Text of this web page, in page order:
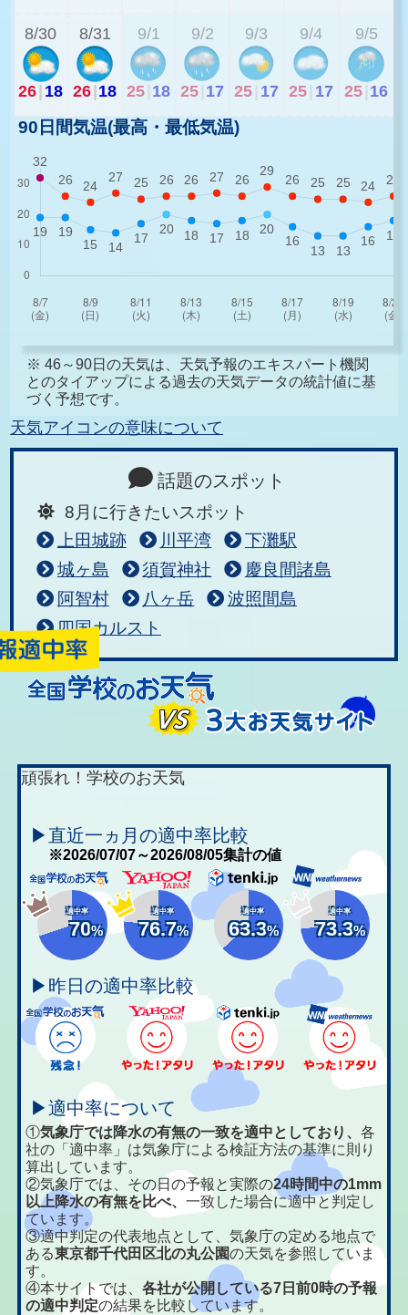
8/30
26 18
8/31
26 18
9/1
25 18
9/2
25 17
9/3
25 17
9/4
25 17
9/5
25 16
90日間気温(最高・最低気温)
※ 46～90日の天気は、天気予報のエキスパート機関
とのタイアップによる過去の天気データの統計値に基
づく予想です。
天気アイコンの意味について
話題のスポット
8月に行きたいスポット
上田城跡
川平湾
下灘駅
城ヶ島
須賀神社
慶良間諸島
阿智村
八ヶ岳
波照間島
四国カルスト
頑張れ！学校のお天気
▶直近一ヵ月の適中率比較
※2026/07/07～2026/08/05集計の値
適中率
70%
適中率
76.7%
適中率
63.3%
適中率
73.3%
▶昨日の適中率比較
▶適中率について
①気象庁では降水の有無の一致を適中としており、各
社の「適中率」は気象庁による検証方法の基準に則り
算出しています。
②気象庁では、その日の予報と実際の24時間中の1mm
以上降水の有無を比べ、一致した場合に適中と判定し
ています。
③適中判定の代表地点として、気象庁の定める地点で
ある東京都千代田区北の丸公園の天気を参照していま
す。
④本サイトでは、各社が公開している7日前0時の予報
の適中判定の結果を比較しています。